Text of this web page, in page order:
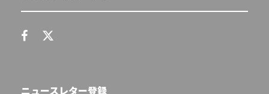
ニュースレター登録